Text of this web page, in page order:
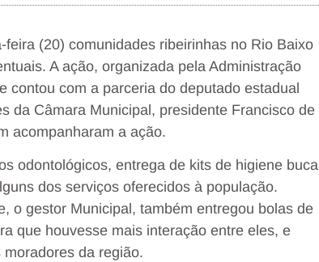
(20) comunidades ribeirinhas no Rio Baixo
A ação, organizada pela Administração
contou com a parceria do deputado estadual
da Câmara Municipal, presidente Francisco de
acompanharam a ação.
odontológicos, entrega de kits de higiene bucal
dos serviços oferecidos à população.
o gestor Municipal, também entregou bolas de
que houvesse mais interação entre eles, e
da região.